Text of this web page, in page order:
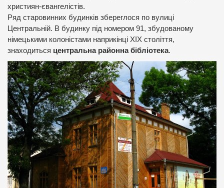
християн-євангелістів.
Ряд старовинних будинків збереглося по вулиці
Центральній. В будинку під номером 91, збудованому
німецькими колоністами наприкінці ХІХ століття,
знаходиться центральна районна бібліотека.